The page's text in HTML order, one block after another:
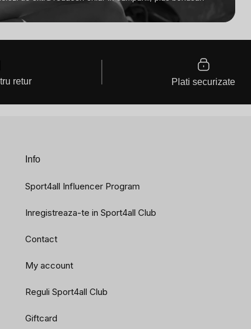
retur Plati securizate
Info
Sport4all Influencer Program
Inregistreaza-te in Sport4all Club
Contact
My account
Reguli Sport4all Club
Giftcard